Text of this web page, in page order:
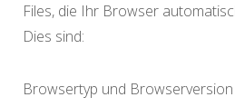
Files, die Ihr Browser
Dies sind:
Browsertyp und Browserversion